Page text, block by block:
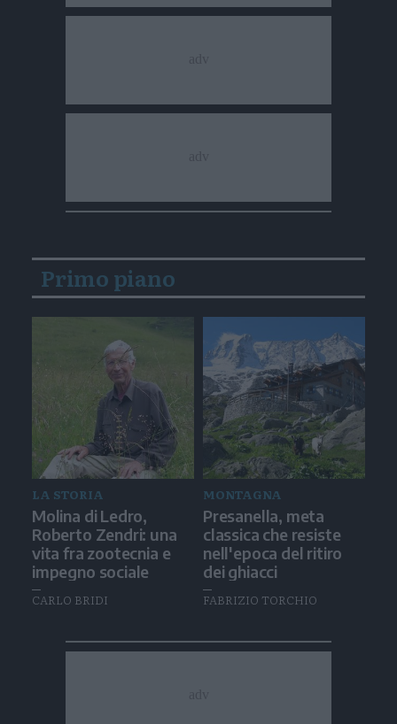
Primo piano
LA STORIA
Molina di Ledro,
Roberto Zendri: una
vita fra zootecnia e
impegno sociale
CARLO BRIDI
MONTAGNA
Presanella, meta
classica che resiste
nell'epoca del ritiro
dei ghiacci
FABRIZIO TORCHIO